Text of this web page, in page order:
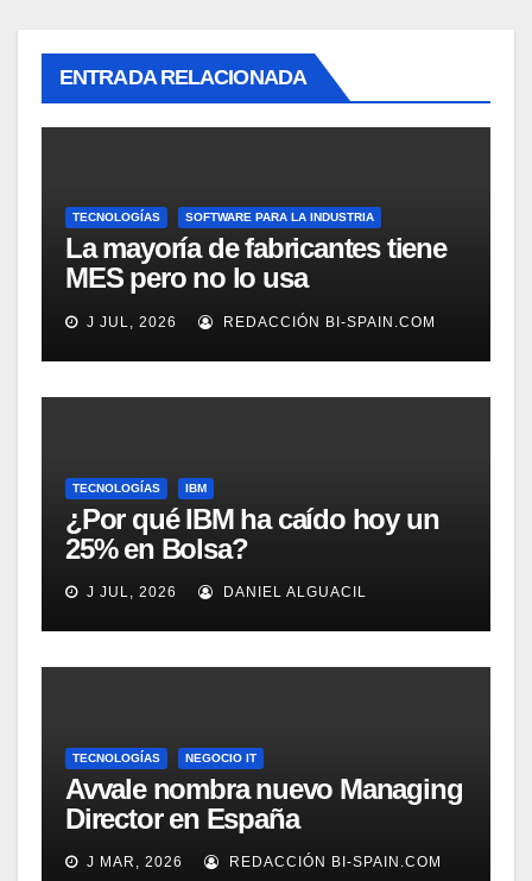
ENTRADA RELACIONADA
TECNOLOGÍAS SOFTWARE PARA LA INDUSTRIA
La mayoría de fabricantes tiene
MES pero no lo usa
adecuadamente, según
Rockwell Automation
J JUL, 2026 REDACCIÓN BI-SPAIN.COM
TECNOLOGÍAS IBM
¿Por qué IBM ha caído hoy un
25% en Bolsa?
J JUL, 2026 DANIEL ALGUACIL
TECNOLOGÍAS NEGOCIO IT
Avvale nombra nuevo Managing
Director en España
J MAR, 2026 REDACCIÓN BI-SPAIN.COM